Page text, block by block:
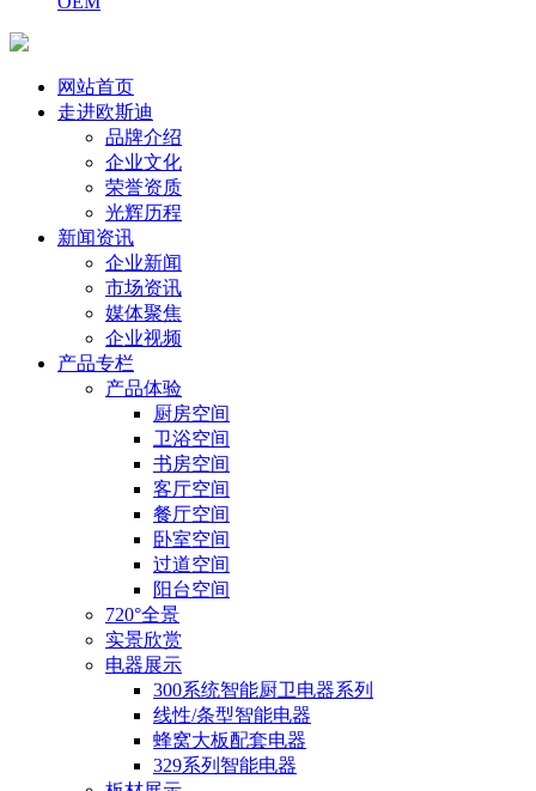
网站首页
走进欧斯迪
品牌介绍
企业文化
荣誉资质
光辉历程
新闻资讯
企业新闻
市场资讯
媒体聚焦
企业视频
产品专栏
产品体验
厨房空间
卫浴空间
书房空间
客厅空间
餐厅空间
卧室空间
过道空间
阳台空间
720°全景
实景欣赏
电器展示
300系统智能厨卫电器系列
线性/条型智能电器
蜂窝大板配套电器
329系列智能电器